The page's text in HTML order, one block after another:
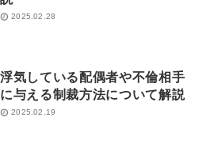
2025.02.28
浮気している配偶者や不倫相手
に与える制裁方法について解説
2025.02.19